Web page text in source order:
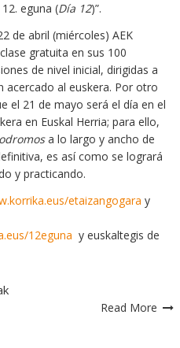
eguna (Día 12)”.
de abril (miércoles) AEK
gratuita en sus 100
de nivel inicial, dirigidas a
acercado al euskera. Por otro
el 21 de mayo será el día en el
en Euskal Herria; para ello,
a lo largo y ancho de
es así como se logrará
y practicando.
etaizangogara y
12eguna y euskaltegis de
Read More